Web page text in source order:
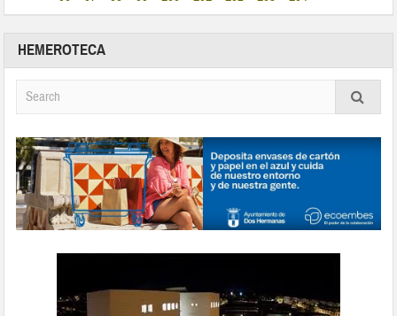
HEMEROTECA